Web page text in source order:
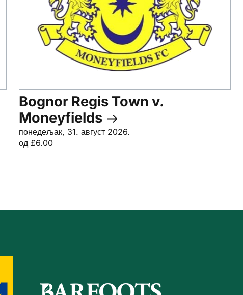
Bognor Regis Town v.
Moneyfields
понедељак, 31. август 2026.
од £6.00